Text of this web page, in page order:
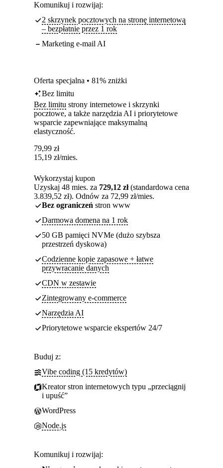
Komunikuj i rozwijaj:
2 skrzynek pocztowych na stronę internetową
– bezpłatnie przez 1 rok
Marketing e-mail AI
Oferta specjalna • 81% zniżki
Bez limitu
Bez limitu strony internetowe i skrzynki
pocztowe, a także narzędzia AI i priorytetowe
wsparcie zapewniające maksymalną
elastyczność.
79,99 zł
15,19 zł/mies.
Wykorzystaj kupon
Uzyskaj 48 mies. za 729,12 zł(standardowa cena
3.839,52 zł). Odnów za 72,99 zł/mies.
Bez ograniczeń stron www
Darmowa domena na 1 rok
50 GB pamięci NVMe (dużo szybsza
przestrzeń dyskowa)
Codzienne kopie zapasowe + łatwe
przywracanie danych
CDN w zestawie
Zintegrowany e-commerce
Narzędzia AI
Priorytetowe wsparcie ekspertów 24/7
Buduj z:
Vibe coding (15 kredytów)
Kreator stron internetowych typu „przeciągnij
i upuść”
WordPress
Node.js
Komunikuj i rozwijaj: